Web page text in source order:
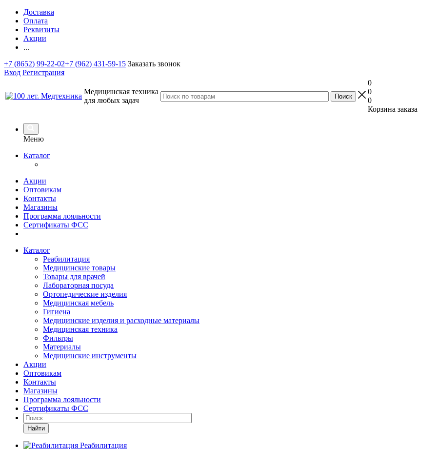
Доставка
Оплата
Реквизиты
Акции
...
+7 (8652) 99-22-02+7 (962) 431-59-15 Заказать звонок
Вход Регистрация
Медицинская техника
для любых задач
0
0
0
Корзина заказа
Меню
Каталог
Акции
Оптовикам
Контакты
Магазины
Программа лояльности
Сертификаты ФСС
Каталог
Реабилитация
Медицинские товары
Товары для врачей
Лабораторная посуда
Ортопедические изделия
Медицинская мебель
Гигиена
Медицинские изделия и расходные материалы
Медицинская техника
Фильтры
Материалы
Медицинские инструменты
Акции
Оптовикам
Контакты
Магазины
Программа лояльности
Сертификаты ФСС
Найти
Реабилитация